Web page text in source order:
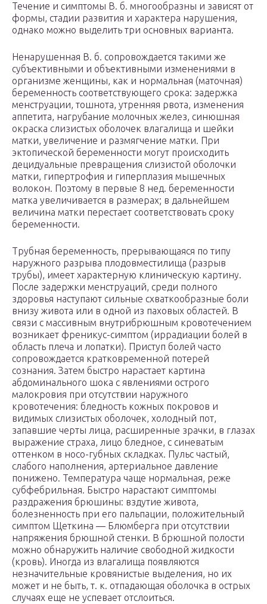
Течение и симптомы В. б. многообразны и зависят от
формы, стадии развития и характера нарушения,
однако можно выделить три основных варианта.
Ненарушенная В. б. сопровождается такими же
субъективными и объективными изменениями в
организме женщины, как и нормальная (маточная)
беременность соответствующего срока: задержка
менструации, тошнота, утренняя рвота, изменения
аппетита, нагрубание молочных желез, синюшная
окраска слизистых оболочек влагалища и шейки
матки, увеличение и размягчение матки. При
эктопической беременности могут происходить
децидуальные превращения слизистой оболочки
матки, гипертрофия и гиперплазия мышечных
волокон. Поэтому в первые 8 нед. беременности
матка увеличивается в размерах; в дальнейшем
величина матки перестает соответствовать сроку
беременности.
Трубная беременность, прерывающаяся по типу
наружного разрыва плодовместилища (разрыв
трубы), имеет характерную клиническую картину.
После задержки менструаций, среди полного
здоровья наступают сильные схваткообразные боли
внизу живота или в одной из паховых областей. В
связи с массивным внутрибрюшным кровотечением
возникает френикус-симптом (иррадиации болей в
область плеча и лопатки). Приступ болей часто
сопровождается кратковременной потерей
сознания. Затем быстро нарастает картина
абдоминального шока с явлениями острого
малокровия при отсутствии наружного
кровотечения: бледность кожных покровов и
видимых слизистых оболочек, холодный пот,
запавшие черты лица, расширенные зрачки, в глазах
выражение страха, лицо бледное, с синеватым
оттенком в носо-губных складках. Пульс частый,
слабого наполнения, артериальное давление
понижено. Температура чаще нормальная, реже
субфебрильная. Быстро нарастают симптомы
раздражения брюшины: вздутие живота,
болезненность при его пальпации, положительный
симптом Щеткина — Блюмберга при отсутствии
напряжения брюшной стенки. В брюшной полости
можно обнаружить наличие свободной жидкости
(кровь). Иногда из влагалища появляются
незначительные кровянистые выделения, но их
может и не быть, т. к. отпадающая оболочка в острых
случаях еще не успевает отслоиться.